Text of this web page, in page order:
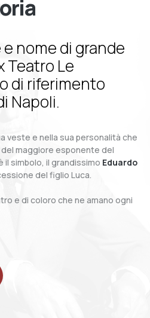
nome di grande
Teatro Le
di riferimento
Napoli.
veste e nella sua personalità che
del maggiore esponente del
simbolo, il grandissimo Eduardo
del figlio Luca.
e di coloro che ne amano ogni